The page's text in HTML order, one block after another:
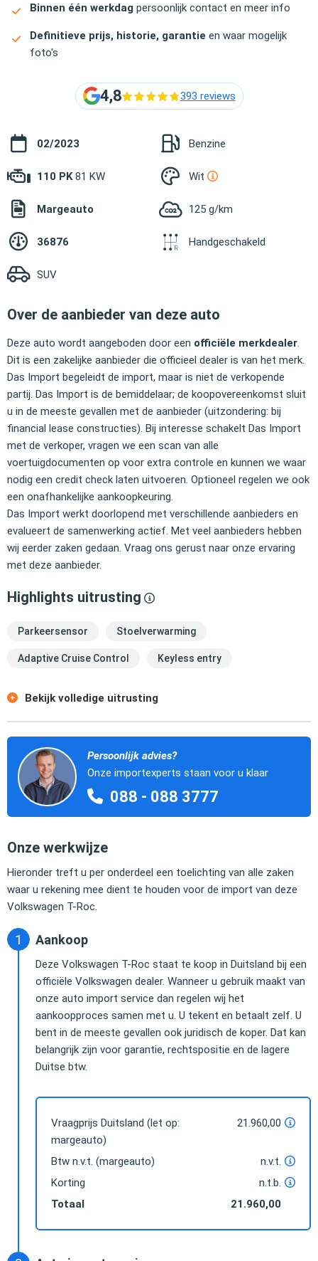
Binnen één werkdag persoonlijk contact en meer info
Definitieve prijs, historie, garantie en waar mogelijk
foto's
4,8 393 reviews
02/2023 Benzine
110 PK81 KW Wit
Margeauto 125 g/km
36876 Handgeschakeld
SUV
Over de aanbieder van deze auto
Deze auto wordt aangeboden door een officiële merkdealer
Dit is een zakelijke aanbieder die officieel dealer is van het merk.
Das Import begeleidt de import, maar is niet de verkopende
partij. Das Import is de bemiddelaar; de koopovereenkomst sluit
u in de meeste gevallen met de aanbieder (uitzondering: bij
financial lease constructies). Bij interesse schakelt Das Import
met de verkoper, vragen we een scan van alle
voertuigdocumenten op voor extra controle en kunnen we waar
nodig een credit check laten uitvoeren. Optioneel regelen we ook
een onafhankelijke aankoopkeuring.
Das Import werkt doorlopend met verschillende aanbieders en
evalueert de samenwerking actief. Met veel aanbieders hebben
wij eerder zaken gedaan. Vraag ons gerust naar onze ervaring
met deze aanbieder.
Highlights uitrusting
Parkeersensor Stoelverwarming
Adaptive Cruise Control Keyless entry
Bekijk volledige uitrusting
Persoonlijk advies?
Onze importexperts staan voor u klaar
088 - 088 3777
Onze werkwijze
Hieronder treft u per onderdeel een toelichting van alle zaken
waar u rekening mee dient te houden voor de import van deze
Volkswagen T-Roc.
Aankoop
Deze Volkswagen T-Roc staat te koop in Duitsland bij een
officiële Volkswagen dealer. Wanneer u gebruik maakt van
onze auto import service dan regelen wij het
aankoopproces samen met u. U tekent en betaalt zelf. U
bent in de meeste gevallen ook juridisch de koper. Dat kan
belangrijk zijn voor garantie, rechtspositie en de lagere
Duitse btw.
Vraagprijs Duitsland (let op:
margeauto)
21.960,00
Btw n.v.t. (margeauto)
n.v.t.
Korting
n.t.b.
Totaal
21.960,00